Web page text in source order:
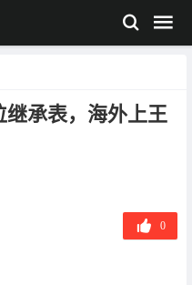
继承表，海外上王
0